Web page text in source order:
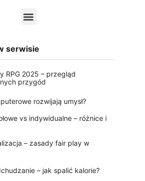
serwisie
RPG 2025 – przegląd
przygód
rozwijają umysł?
vs indywidualne – różnice i
– zasady fair play w
– jak spalić kalorie?